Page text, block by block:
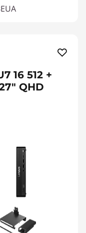
16 512 +
QHD